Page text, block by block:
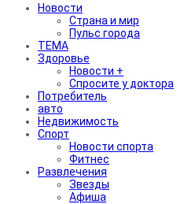
Новости
Страна и мир
Пульс города
ТЕМА
Здоровье
Новости +
Спросите у доктора
Потребитель
авто
Недвижимость
Спорт
Новости спорта
Фитнес
Развлечения
Звезды
Афиша